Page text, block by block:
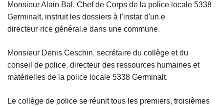
Monsieur Alain Bal, Chef de Corps de la police locale 5338
Germinalt, instruit les dossiers à l'instar d'un.e
directeur·rice général.e dans une commune.
Monsieur Denis Ceschin, secrétaire du collège et du
conseil de police, directeur des ressources humaines et
matérielles de la police locale 5338 Germinalt.
Le collège de police se réunit tous les premiers, troisièmes